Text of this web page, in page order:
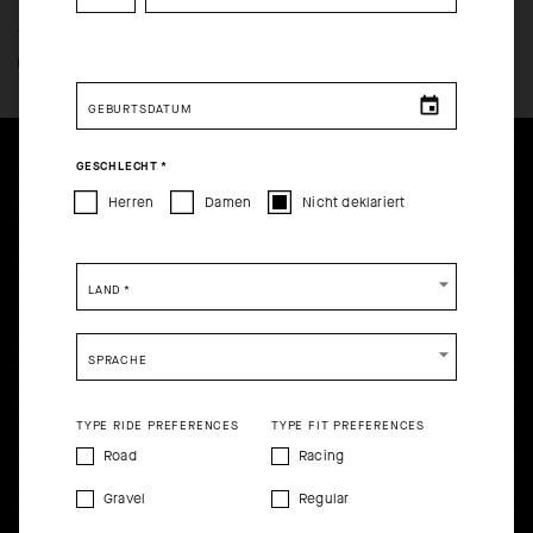
TECHNOLOGIE: ÜBERBLICK
GENAUERE ANGABEN
How would you like to proceed?
GEBURTSDATUM
GESCHLECHT *
Herren Damen Nicht deklariert
LAND *
SPRACHE
TYPE RIDE PREFERENCES
Road
Gravel
TYPE FIT PREFERENCES
Racing
Regular